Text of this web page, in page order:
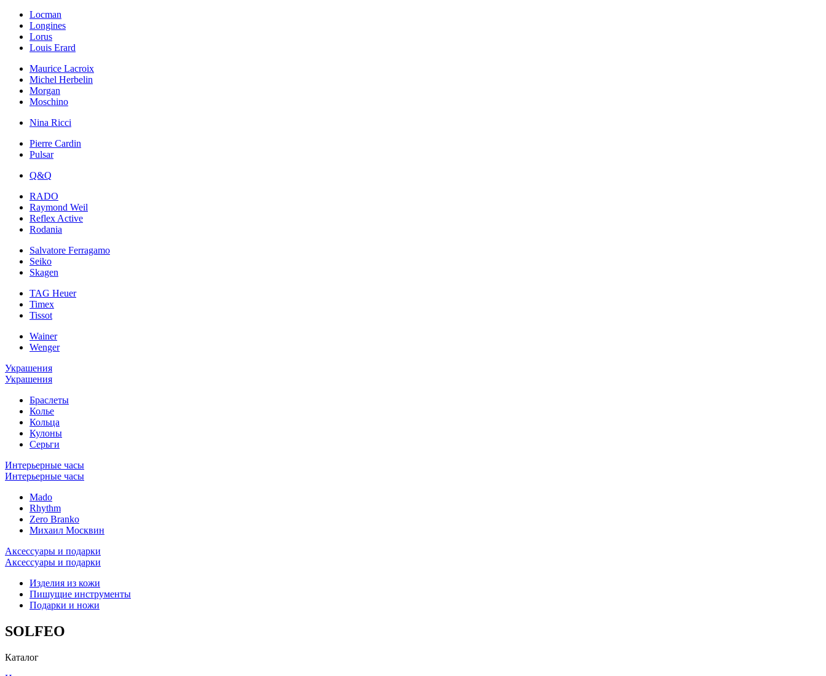
Locman
Longines
Lorus
Louis Erard
Maurice Lacroix
Michel Herbelin
Morgan
Moschino
Nina Ricci
Pierre Cardin
Pulsar
Q&Q
RADO
Raymond Weil
Reflex Active
Rodania
Salvatore Ferragamo
Seiko
Skagen
TAG Heuer
Timex
Tissot
Wainer
Wenger
Украшения
Украшения
Браслеты
Колье
Кольца
Кулоны
Серьги
Интерьерные часы
Интерьерные часы
Mado
Rhythm
Zero Branko
Михаил Москвин
Аксессуары и подарки
Аксессуары и подарки
Изделия из кожи
Пишущие инструменты
Подарки и ножи
SOLFEO
Каталог